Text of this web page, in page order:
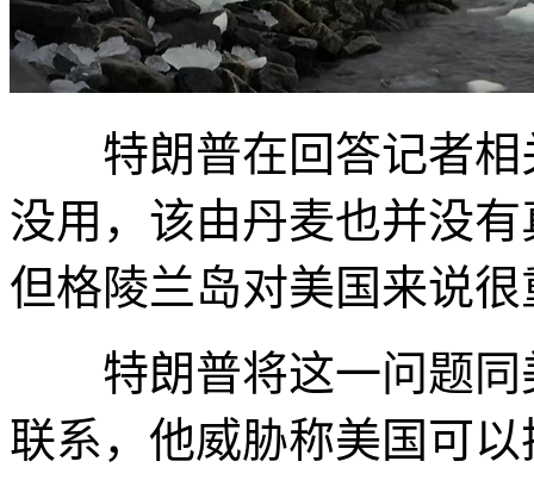
特朗普在回答记者相
没用，该由丹麦也并没
但格陵兰岛对美国来说
特朗普将这一问题同
联系，他威胁称美国可